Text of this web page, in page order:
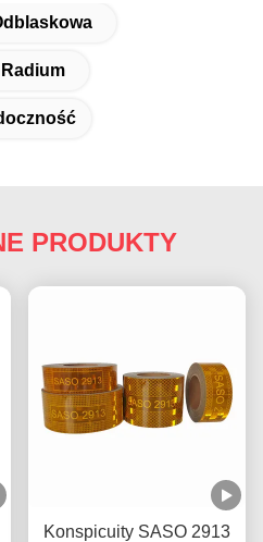
PRODUKTY
Konspicuity SASO 2913